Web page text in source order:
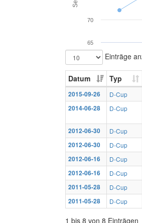
65
70
Einträge
Datum Typ
2015-09-26 D-Cup
2014-06-28
D-Cup
2012-06-30 D-Cup
2012-06-30
D-Cup
2012-06-16
D-Cup
2012-06-16
D-Cup
2011-05-28
D-Cup
2011-05-28
D-Cup
1 bis 8 von 8 Einträgen